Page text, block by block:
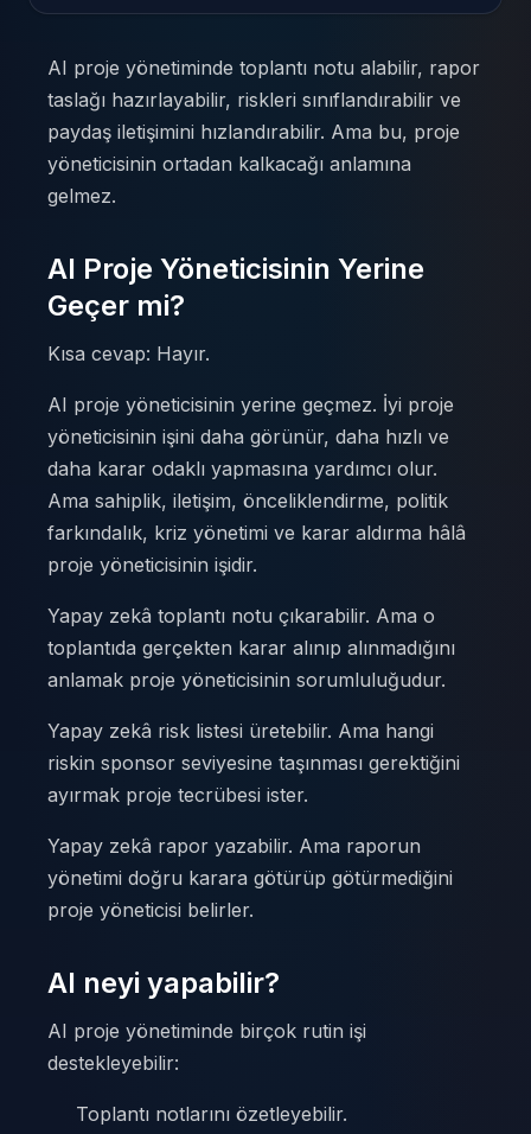
AI proje yönetiminde toplantı notu alabilir, rapor
taslağı hazırlayabilir, riskleri sınıflandırabilir ve
paydaş iletişimini hızlandırabilir. Ama bu, proje
yöneticisinin ortadan kalkacağı anlamına
gelmez.
AI Proje Yöneticisinin Yerine
Geçer mi?
Kısa cevap: Hayır.
AI proje yöneticisinin yerine geçmez. İyi proje
yöneticisinin işini daha görünür, daha hızlı ve
daha karar odaklı yapmasına yardımcı olur.
Ama sahiplik, iletişim, önceliklendirme, politik
farkındalık, kriz yönetimi ve karar aldırma hâlâ
proje yöneticisinin işidir.
Yapay zekâ toplantı notu çıkarabilir. Ama o
toplantıda gerçekten karar alınıp alınmadığını
anlamak proje yöneticisinin sorumluluğudur.
Yapay zekâ risk listesi üretebilir. Ama hangi
riskin sponsor seviyesine taşınması gerektiğini
ayırmak proje tecrübesi ister.
Yapay zekâ rapor yazabilir. Ama raporun
yönetimi doğru karara götürüp götürmediğini
proje yöneticisi belirler.
AI neyi yapabilir?
AI proje yönetiminde birçok rutin işi
destekleyebilir:
Toplantı notlarını özetleyebilir.